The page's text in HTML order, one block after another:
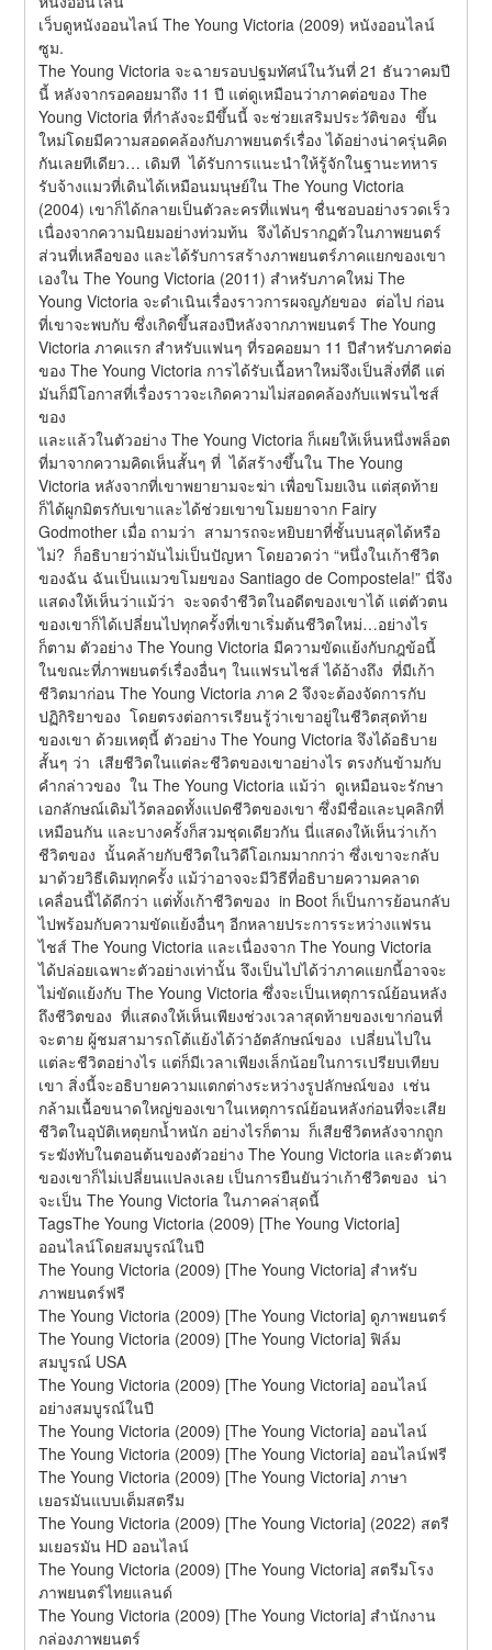
เว็บดูหนังออนไลน์ The Young Victoria (2009) หนังออนไลน์
ซูม.
The Young Victoria จะฉายรอบปฐมทัศน์ในวันที่ 21 ธันวาคมปี
นี้ หลังจากรอคอยมาถึง 11 ปี แต่ดูเหมือนว่าภาคต่อของ The
Young Victoria ที่กำลังจะมีขึ้นนี้ จะช่วยเสริมประวัติของ  ขึ้น
ใหม่โดยมีความสอดคล้องกับภาพยนตร์เรื่อง ได้อย่างน่าครุ่นคิด
กันเลยทีเดียว… เดิมที  ได้รับการแนะนำให้รู้จักในฐานะทหาร
รับจ้างแมวที่เดินได้เหมือนมนุษย์ใน The Young Victoria
(2004) เขาก็ได้กลายเป็นตัวละครที่แฟนๆ ชื่นชอบอย่างรวดเร็ว
เนื่องจากความนิยมอย่างท่วมท้น  จึงได้ปรากฏตัวในภาพยนตร์
ส่วนที่เหลือของ และได้รับการสร้างภาพยนตร์ภาคแยกของเขา
เองใน The Young Victoria (2011) สำหรับภาคใหม่ The
Young Victoria จะดำเนินเรื่องราวการผจญภัยของ  ต่อไป ก่อน
ที่เขาจะพบกับ ซึ่งเกิดขึ้นสองปีหลังจากภาพยนตร์ The Young
Victoria ภาคแรก สำหรับแฟนๆ ที่รอคอยมา 11 ปีสำหรับภาคต่อ
ของ The Young Victoria การได้รับเนื้อหาใหม่จึงเป็นสิ่งที่ดี แต่
มันก็มีโอกาสที่เรื่องราวจะเกิดความไม่สอดคล้องกับแฟรนไชส์
ของ
และแล้วในตัวอย่าง The Young Victoria ก็เผยให้เห็นหนึ่งพล็อต
ที่มาจากความคิดเห็นสั้นๆ ที่  ได้สร้างขึ้นใน The Young
Victoria หลังจากที่เขาพยายามจะฆ่า เพื่อขโมยเงิน แต่สุดท้าย
ก็ได้ผูกมิตรกับเขาและได้ช่วยเขาขโมยยาจาก Fairy
Godmother เมื่อ ถามว่า  สามารถจะหยิบยาที่ชั้นบนสุดได้หรือ
ไม่?  ก็อธิบายว่ามันไม่เป็นปัญหา โดยอวดว่า “หนึ่งในเก้าชีวิต
ของฉัน ฉันเป็นแมวขโมยของ Santiago de Compostela!” นี่จึง
แสดงให้เห็นว่าแม้ว่า  จะจดจำชีวิตในอดีตของเขาได้ แต่ตัวตน
ของเขาก็ได้เปลี่ยนไปทุกครั้งที่เขาเริ่มต้นชีวิตใหม่…อย่างไร
ก็ตาม ตัวอย่าง The Young Victoria มีความขัดแย้งกับกฎข้อนี้
ในขณะที่ภาพยนตร์เรื่องอื่นๆ ในแฟรนไชส์ ได้อ้างถึง  ที่มีเก้า
ชีวิตมาก่อน The Young Victoria ภาค 2 จึงจะต้องจัดการกับ
ปฏิกิริยาของ  โดยตรงต่อการเรียนรู้ว่าเขาอยู่ในชีวิตสุดท้าย
ของเขา ด้วยเหตุนี้ ตัวอย่าง The Young Victoria จึงได้อธิบาย
สั้นๆ ว่า  เสียชีวิตในแต่ละชีวิตของเขาอย่างไร ตรงกันข้ามกับ
คำกล่าวของ  ใน The Young Victoria แม้ว่า  ดูเหมือนจะรักษา
เอกลักษณ์เดิมไว้ตลอดทั้งแปดชีวิตของเขา ซึ่งมีชื่อและบุคลิกที่
เหมือนกัน และบางครั้งก็สวมชุดเดียวกัน นี่แสดงให้เห็นว่าเก้า
ชีวิตของ  นั้นคล้ายกับชีวิตในวิดีโอเกมมากกว่า ซึ่งเขาจะกลับ
มาด้วยวิธีเดิมทุกครั้ง แม้ว่าอาจจะมีวิธีที่อธิบายความคลาด
เคลื่อนนี้ได้ดีกว่า แต่ทั้งเก้าชีวิตของ  in Boot ก็เป็นการย้อนกลับ
ไปพร้อมกับความขัดแย้งอื่นๆ อีกหลายประการระหว่างแฟรน
ไชส์ The Young Victoria และเนื่องจาก The Young Victoria
ได้ปล่อยเฉพาะตัวอย่างเท่านั้น จึงเป็นไปได้ว่าภาคแยกนี้อาจจะ
ไม่ขัดแย้งกับ The Young Victoria ซึ่งจะเป็นเหตุการณ์ย้อนหลัง
ถึงชีวิตของ  ที่แสดงให้เห็นเพียงช่วงเวลาสุดท้ายของเขาก่อนที่
จะตาย ผู้ชมสามารถโต้แย้งได้ว่าอัตลักษณ์ของ  เปลี่ยนไปใน
แต่ละชีวิตอย่างไร แต่ก็มีเวลาเพียงเล็กน้อยในการเปรียบเทียบ
เขา สิ่งนี้จะอธิบายความแตกต่างระหว่างรูปลักษณ์ของ  เช่น
กล้ามเนื้อขนาดใหญ่ของเขาในเหตุการณ์ย้อนหลังก่อนที่จะเสีย
ชีวิตในอุบัติเหตุยกน้ำหนัก อย่างไรก็ตาม  ก็เสียชีวิตหลังจากถูก
ระฆังทับในตอนต้นของตัวอย่าง The Young Victoria และตัวตน
ของเขาก็ไม่เปลี่ยนแปลงเลย เป็นการยืนยันว่าเก้าชีวิตของ  น่า
จะเป็น The Young Victoria ในภาคล่าสุดนี้
TagsThe Young Victoria (2009) [The Young Victoria]
ออนไลน์โดยสมบูรณ์ในปี
The Young Victoria (2009) [The Young Victoria] สำหรับ
ภาพยนตร์ฟรี
The Young Victoria (2009) [The Young Victoria] ดูภาพยนตร์
The Young Victoria (2009) [The Young Victoria] ฟิล์ม
สมบูรณ์ USA
The Young Victoria (2009) [The Young Victoria] ออนไลน์
อย่างสมบูรณ์ในปี
The Young Victoria (2009) [The Young Victoria] ออนไลน์
The Young Victoria (2009) [The Young Victoria] ออนไลน์ฟรี
The Young Victoria (2009) [The Young Victoria] ภาษา
เยอรมันแบบเต็มสตรีม
The Young Victoria (2009) [The Young Victoria] (2022) สตรี
มเยอรมัน HD ออนไลน์
The Young Victoria (2009) [The Young Victoria] สตรีมโรง
ภาพยนตร์ไทยแลนด์
The Young Victoria (2009) [The Young Victoria] สํานักงาน
กล่องภาพยนตร์